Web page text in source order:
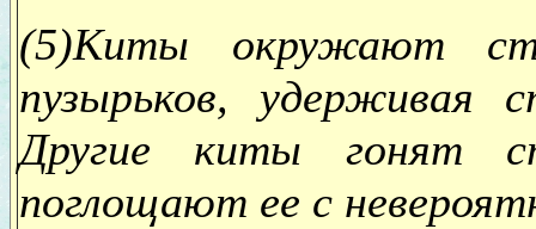
(5)Киты окружают
пузырьков, удерживая
Другие киты гонят
поглощают ее с